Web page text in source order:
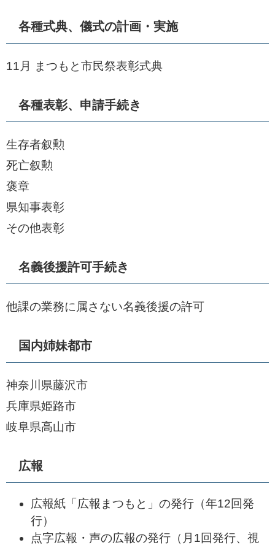
各種式典、儀式の計画・実施
11月 まつもと市民祭表彰式典
各種表彰、申請手続き
生存者叙勲
死亡叙勲
褒章
県知事表彰
その他表彰
名義後援許可手続き
他課の業務に属さない名義後援の許可
国内姉妹都市
神奈川県藤沢市
兵庫県姫路市
岐阜県高山市
広報
広報紙「広報まつもと」の発行（年12回発
行）
点字広報・声の広報の発行（月1回発行、視